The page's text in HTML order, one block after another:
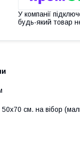
У компанії
будь-який товар
см. на вібор